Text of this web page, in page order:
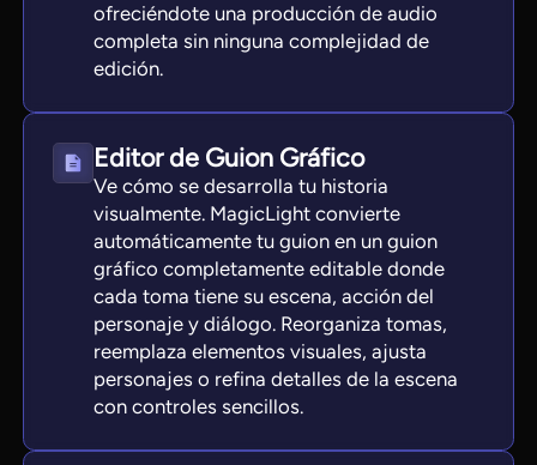
ofreciéndote una producción de audio
completa sin ninguna complejidad de
edición.
Editor de Guion Gráfico
Ve cómo se desarrolla tu historia
visualmente. MagicLight convierte
automáticamente tu guion en un guion
gráfico completamente editable donde
cada toma tiene su escena, acción del
personaje y diálogo. Reorganiza tomas,
reemplaza elementos visuales, ajusta
personajes o refina detalles de la escena
con controles sencillos.